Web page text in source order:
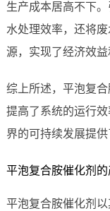
生产成本居高不下
水处理效率，还将
源，实现了经济效益
综上所述，平泡复
提高了系统的运行
界的可持续发展提供
平泡复合胺催化剂
平泡复合胺催化剂